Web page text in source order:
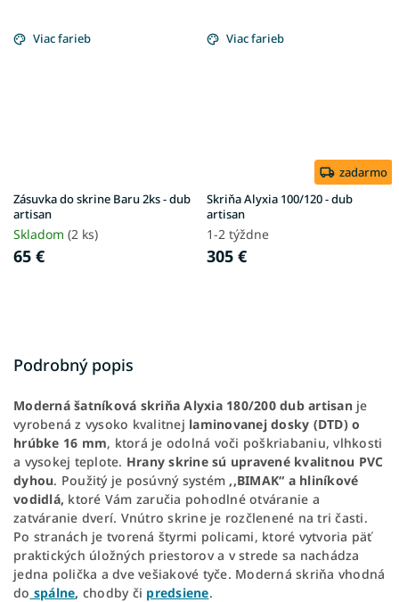
Viac farieb
Zásuvka do skrine Baru 2ks - dub
artisan
Skladom (2 ks)
65 €
Viac farieb
zadarmo
Skriňa Alyxia 100/120 - dub
artisan
1-2 týždne
305 €
Podrobný popis
Moderná šatníková skriňa Alyxia 180/200dub artisanje
vyrobenáz vysoko kvalitnej laminovanej dosky (DTD) o
hrúbke 16 mm, ktorá je odolná voči poškriabaniu, vlhkosti
a vysokej teplote. Hrany skrine sú upravené kvalitnou PVC
dyhou. Použitý je posúvný systém ,,BIMAK“ a hliníkové
vodidlá, ktoré Vám zaručia pohodlné otváranie a
zatváranie dverí. Vnútro skrine je rozčlenené na tri časti.
Po stranách je tvorená štyrmi policami, ktoré vytvoria päť
praktických úložných priestorov a v strede sa nachádza
jedna polička a dve vešiakové tyče. Moderná skriňa vhodná
do spálne, chodby či predsiene.